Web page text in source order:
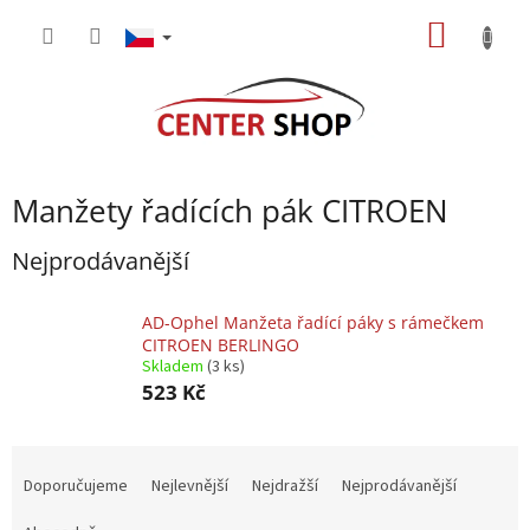
Manžety řadících pák CITROEN
Nejprodávanější
AD-Ophel Manžeta řadící páky s rámečkem
CITROEN BERLINGO
Skladem (3 ks)
523 Kč
Doporučujeme Nejlevnější Nejdražší
Nejprodávanější